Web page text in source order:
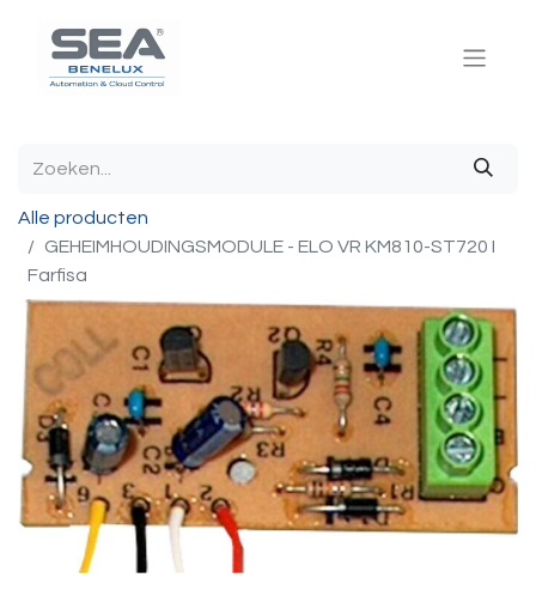
Alle producten
GEHEIMHOUDINGSMODULE - ELO VR KM810-ST720 I
Farfisa